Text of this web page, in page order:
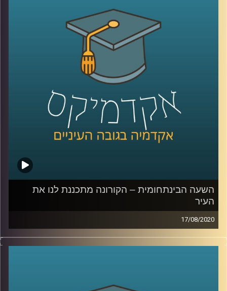
פרופ' גלעד הירשברגר, חוקר פסיכולוגיה
פוליטית מביה"ס ברוך איבצ'ר לפסיכולוגיה
באוניברסיטת רייכמן, מספר על מחקרים שונים
שמראים כי אנחנו חייבים גם ימין וגם שמאל,
ושבעצם גם כל אחד מהצדדים הפוליטיים מבין
קרדיט תמונות:AudioVersity
השעה הבינתחומית – הקורונה מתכננת לנו את
העיר
17/08/2020
הקורונה מביאה איתה הרבה מאוד הזדמנויות
ד"ר רונית דבידוביץ – מרטון, בעלת סטודיו